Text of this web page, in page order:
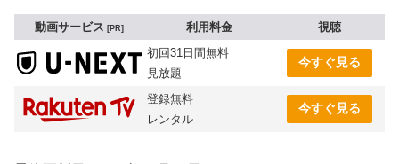
動画サービス PR 利用料金
視聴
初回31日間無料
見放題
今すぐ見る
登録無料
レンタル
今すぐ見る